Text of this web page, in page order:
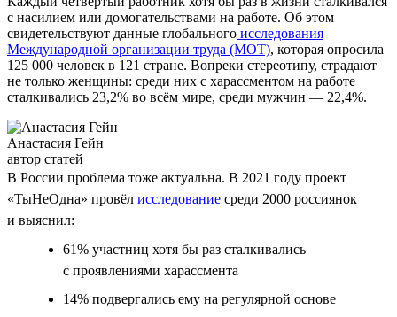
с насилием или домогательствами на работе. Об этом
свидетельствуют данные глобального исследования
Международной организации труда (МОТ), которая опросила
125 000 человек в 121 стране. Вопреки стереотипу, страдают
не только женщины: среди них с харассментом на работе
сталкивались 23,2% во всём мире, среди мужчин — 22,4%.
Анастасия Гейн
автор статей
В России проблема тоже актуальна. В 2021 году проект
«ТыНеОдна» провёл исследование среди 2000 россиянок
и выяснил:
61% участниц хотя бы раз сталкивались
с проявлениями харассмента
14% подвергались ему на регулярной основе